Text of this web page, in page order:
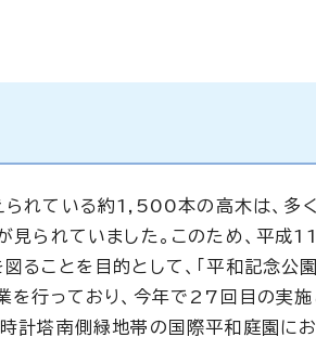
れている約1,500本の高木は、多
見られていました。このため、平
ることを目的として、「平和記念公
を行っており、今年で27回目の実施
計塔南側緑地帯の国際平和庭園にお